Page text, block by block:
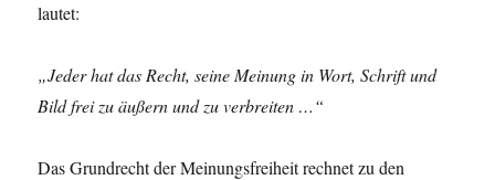
lautet:
„Jeder hat das Recht, seine Meinung in Wort, Schrift und
Bild frei zu äußern und zu verbreiten …“
Das Grundrecht der Meinungsfreiheit rechnet zu den